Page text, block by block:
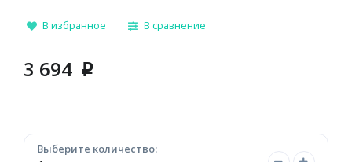
В избранное В сравнение
3 694 p
Выберите количество: